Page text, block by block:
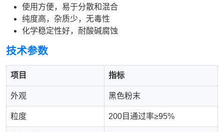
使用方便，易于分散和混合
纯度高，杂质少，无毒性
化学稳定性好，耐酸碱腐蚀
技术参数
项目 指标
外观 黑色粉末
粒度 200目通过率≥95%